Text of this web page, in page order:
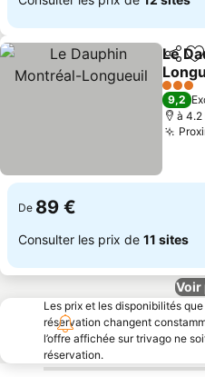
Le
3 Étoiles
9,2
à 4.2
De 89 €
Consulter les prix de 11 sites
Voir
Les prix et les disponibilités
réservation changent
l’offre affichée sur trivago ne
réservation.